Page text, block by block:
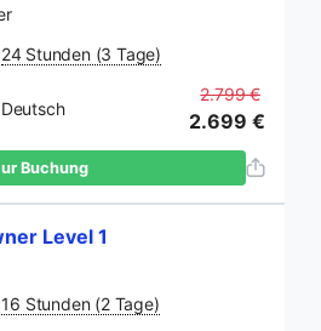
24 Stunden (3 Tage)
Deutsch
2.799 €
2.699 €
Buchung
Level 1
16 Stunden (2 Tage)